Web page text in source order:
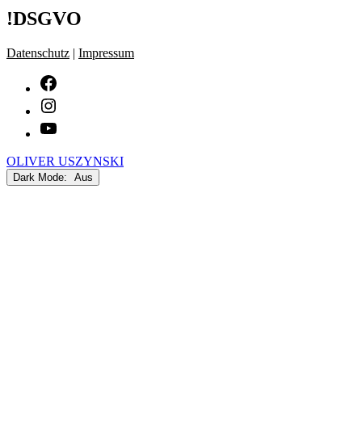
!DSGVO
Datenschutz | Impressum
OLIVER USZYNSKI
Dark Mode: